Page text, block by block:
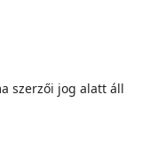
szerzői jog alatt áll